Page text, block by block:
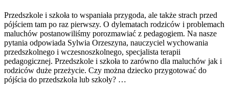
Przedszkole i szkoła to wspaniała przygoda, ale także strach przed
pójściem tam po raz pierwszy. O dylematach rodziców i problemach
maluchów postanowiliśmy porozmawiać z pedagogiem. Na nasze
pytania odpowiada Sylwia Orzeszyna, nauczyciel wychowania
przedszkolnego i wczesnoszkolnego, specjalista terapii
pedagogicznej. Przedszkole i szkoła to zarówno dla maluchów jak i
rodziców duże przeżycie. Czy można dziecko przygotować do
pójścia do przedszkola lub szkoły? …